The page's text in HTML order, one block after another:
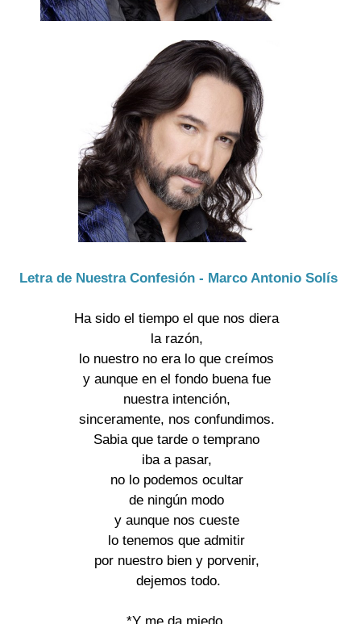
Letra de Nuestra Confesión - Marco Antonio Solís
Ha sido el tiempo el que nos diera
la razón,
lo nuestro no era lo que creímos
y aunque en el fondo buena fue
nuestra intención,
sinceramente, nos confundimos.
Sabia que tarde o temprano
iba a pasar,
no lo podemos ocultar
de ningún modo
y aunque nos cueste
lo tenemos que admitir
por nuestro bien y porvenir,
dejemos todo.
*Y me da miedo,